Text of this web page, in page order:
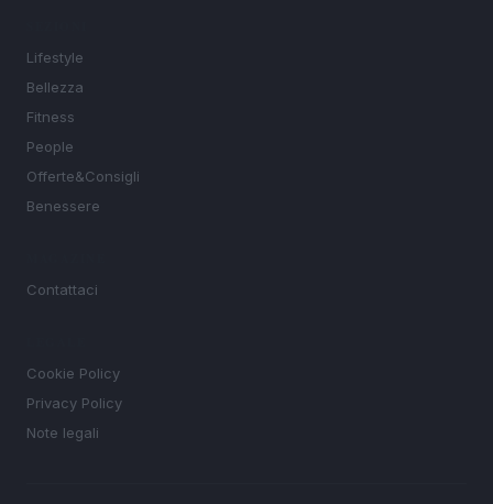
Lifestyle
Bellezza
Fitness
People
Offerte&Consigli
Benessere
Contattaci
Cookie Policy
Privacy Policy
Note legali